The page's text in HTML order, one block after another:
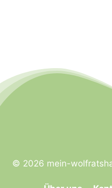
© 2026 mein-